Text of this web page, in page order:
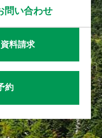
問い合わせ
料請求
約